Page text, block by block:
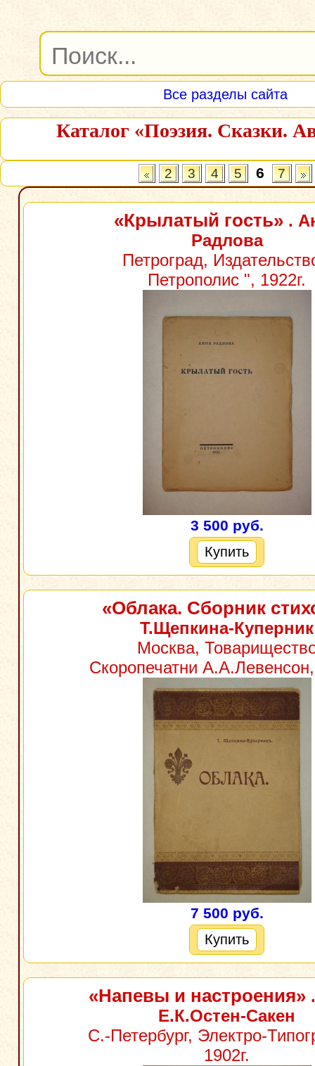
Все разделы сайта
Каталог «Поэзия. Сказки.
2 3 4 5 6 7
«Крылатый гость».
Радлова
Петроград,
Петрополис ", 1922г.
3 500 руб.
Купить
«Облака. Сборник
Т.Щепкина-Куперник
Москва,
Скоропечатни А.А.Левенсон,
7 500 руб.
Купить
«Напевы и настроения».
Е.К.Остен-Сакен
С.-Петербург, Электро-
1902г.